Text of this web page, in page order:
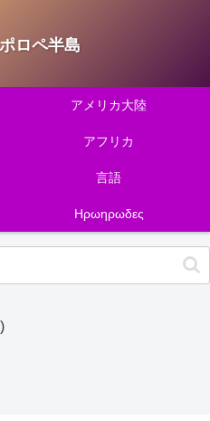
ロペ半島
アメリカ大陸
アフリカ
言語
Ηρωηρωδες